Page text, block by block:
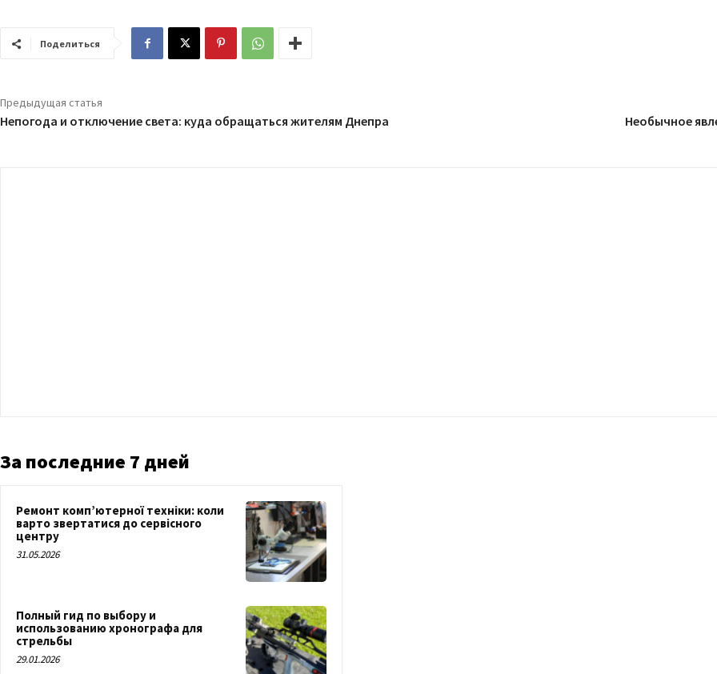
Поделиться
Предыдущая статья
Непогода и отключение света: куда обращаться жителям Днепра Необычное
За последние 7 дней
Ремонт комп’ютерної техніки: коли
варто звертатися до сервісного
центру
31.05.2026
Полный гид по выбору и
использованию хронографа для
стрельбы
29.01.2026